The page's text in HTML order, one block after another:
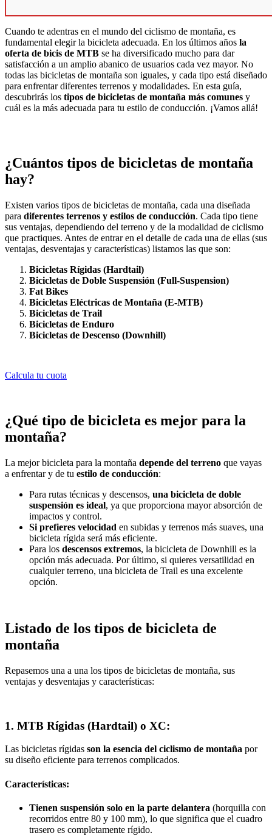
Cuando te adentras en el mundo del ciclismo de montaña, es
fundamental elegir la bicicleta adecuada. En los últimos años la
oferta de bicis de MTB se ha diversificado mucho para dar
satisfacción a un amplio abanico de usuarios cada vez mayor. No
todas las bicicletas de montaña son iguales, y cada tipo está diseñado
para enfrentar diferentes terrenos y modalidades. En esta guía,
descubrirás los tipos de bicicletas de montaña más comunes y
cuál es la más adecuada para tu estilo de conducción. ¡Vamos allá!
¿Cuántos tipos de bicicletas de montaña
hay?
Existen varios tipos de bicicletas de montaña, cada una diseñada
para diferentes terrenos y estilos de conducción. Cada tipo tiene
sus ventajas, dependiendo del terreno y de la modalidad de ciclismo
que practiques. Antes de entrar en el detalle de cada una de ellas (sus
ventajas, desventajas y características) listamos las que son:
Bicicletas Rígidas (Hardtail)
Bicicletas de Doble Suspensión (Full-Suspension)
Fat Bikes
Bicicletas Eléctricas de Montaña (E-MTB)
Bicicletas de Trail
Bicicletas de Enduro
Bicicletas de Descenso (Downhill)
Calcula tu cuota
¿Qué tipo de bicicleta es mejor para la
montaña?
La mejor bicicleta para la montaña depende del terreno que vayas
a enfrentar y de tu estilo de conducción:
Para rutas técnicas y descensos, una bicicleta de doble
suspensión es ideal, ya que proporciona mayor absorción de
impactos y control.
Si prefieres velocidad en subidas y terrenos más suaves, una
bicicleta rígida será más eficiente.
Para los descensos extremos, la bicicleta de Downhill es la
opción más adecuada. Por último, si quieres versatilidad en
cualquier terreno, una bicicleta de Trail es una excelente
opción.
Listado de los tipos de bicicleta de
montaña
Repasemos una a una los tipos de bicicletas de montaña, sus
ventajas y desventajas y características:
1. MTB Rígidas (Hardtail) o XC:
Las bicicletas rígidas son la esencia del ciclismo de montaña por
su diseño eficiente para terrenos complicados.
Características:
Tienen suspensión solo en la parte delantera (horquilla con
recorridos entre 80 y 100 mm), lo que significa que el cuadro
trasero es completamente rígido.